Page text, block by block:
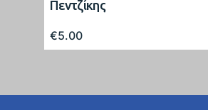
Πεντζίκης
€5.00